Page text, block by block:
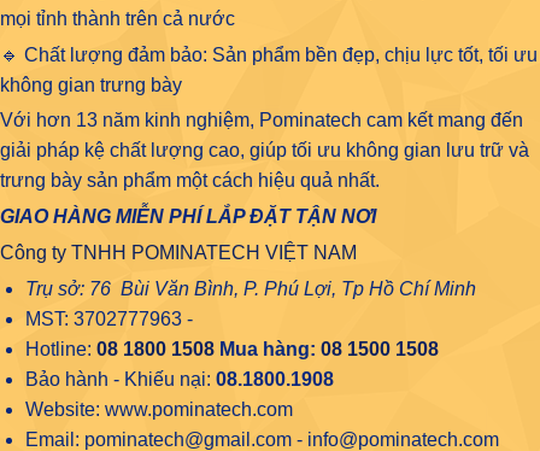
mọi tỉnh thành trên cả nước
🔹 Chất lượng đảm bảo: Sản phẩm bền đẹp, chịu lực tốt, tối ưu
không gian trưng bày
Với hơn 13 năm kinh nghiệm, Pominatech cam kết mang đến
giải pháp kệ chất lượng cao, giúp tối ưu không gian lưu trữ và
trưng bày sản phẩm một cách hiệu quả nhất.
GIAO HÀNG MIỄN PHÍ LẮP ĐẶT TẬN NƠI
Công ty TNHH POMINATECH VIỆT NAM
Trụ sở: 76 Bùi Văn Bình, P. Phú Lợi, Tp Hồ Chí Minh
MST: 3702777963 -
Hotline: 08 1800 1508Mua hàng: 08 1500 1508
Bảo hành - Khiếu nại: 08.1800.1908
Website: www.pominatech.com
Email: pominatech@gmail.com - info@pominatech.com